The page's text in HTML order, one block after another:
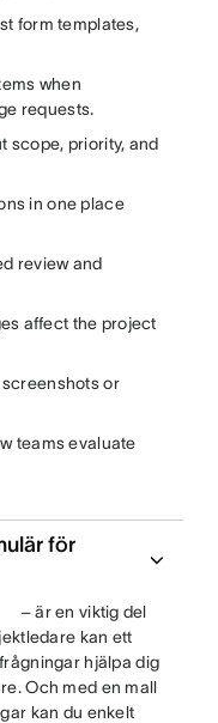
form templates,
when
requests.
scope, priority, and
in one place
review and
affect the project
or
teams evaluate
för
– är en viktig del
kan ett
hjälpa dig
Och med en mall
kan du enkelt